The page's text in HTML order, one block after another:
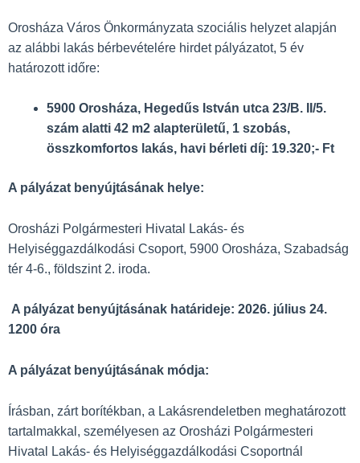
Orosháza Város Önkormányzata szociális helyzet alapján
az alábbi lakás bérbevételére hirdet pályázatot, 5 év
határozott időre:
5900 Orosháza, Hegedűs István utca 23/B. II/5.
szám alatti 42 m2 alapterületű, 1 szobás,
összkomfortos lakás, havi bérleti díj: 19.320;- Ft
A pályázat benyújtásának helye:
Orosházi Polgármesteri Hivatal Lakás- és
Helyiséggazdálkodási Csoport, 5900 Orosháza, Szabadság
tér 4-6., földszint 2. iroda.
A pályázat benyújtásának határideje: 2026. július 24.
1200 óra
A pályázat benyújtásának módja:
Írásban, zárt borítékban, a Lakásrendeletben meghatározott
tartalmakkal, személyesen az Orosházi Polgármesteri
Hivatal Lakás- és Helyiséggazdálkodási Csoportnál